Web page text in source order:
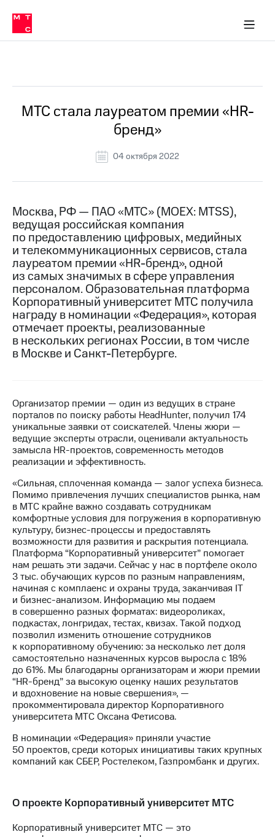
Медиа-центр
и акционерам
Устойчивое развитие
Комплаенс и деловая этика
компании
Карьера
История
Руководство
Контакты
Медиа-центр
Пресс-
релизы
МТС
о технологиях
Достижения
Интервью
Контакты
Новости
в
регионе
и акционерам
Корпоративное
управление
Корпоративный
секретарь
Раскрытие
информации
Информация
акционерам
Документы
ПАО
"МТС"
Собрания
акционеров
Личный
кабинет
акционера
Акционерный
капитал
Контроль
аудит
Рынок
акций
Программа
приобретения
Порядок
выкупа
в МТС
Пресс-
релизы
о технологиях
МТС стала лауреатом премии «HR-
бренд»
04 октября 2022
Москва, РФ — ПАО «МТС» (MOEX: MTSS),
ведущая российская компания
по предоставлению цифровых, медийных
и телекоммуникационных сервисов, стала
лауреатом премии «HR-бренд», одной
из самых значимых в сфере управления
персоналом. Образовательная платформа
Корпоративный университет МТС получила
награду в номинации «Федерация», которая
отмечает проекты, реализованные
в нескольких регионах России, в том числе
в Москве и Санкт-Петербурге.
Организатор премии — один из ведущих в стране
порталов по поиску работы HeadHunter, получил 174
уникальные заявки от соискателей. Члены жюри —
ведущие эксперты отрасли, оценивали актуальность
замысла HR-проектов, современность методов
реализации и эффективность.
«Сильная, сплоченная команда — залог успеха бизнеса.
Помимо привлечения лучших специалистов рынка, нам
в МТС крайне важно создавать сотрудникам
комфортные условия для погружения в корпоративную
культуру, бизнес-процессы и предоставлять
возможности для развития и раскрытия потенциала.
Платформа “Корпоративный университет” помогает
нам решать эти задачи. Сейчас у нас в портфеле около
3 тыс. обучающих курсов по разным направлениям,
начиная с комплаенс и охраны труда, заканчивая IT
и бизнес-анализом. Информацию мы подаем
в совершенно разных форматах: видеороликах,
подкастах, лонгридах, тестах, квизах. Такой подход
позволил изменить отношение сотрудников
к корпоративному обучению: за несколько лет доля
самостоятельно назначенных курсов выросла с 18%
до 61%. Мы благодарны организаторам и жюри премии
“HR-бренд” за высокую оценку наших результатов
и вдохновение на новые свершения», —
прокомментировала директор Корпоративного
университета МТС Оксана Фетисова.
В номинации «Федерация» приняли участие
50 проектов, среди которых инициативы таких крупных
компаний как СБЕР, Ростелеком, Газпромбанк и других.
О проекте Корпоративный университет МТС
Корпоративный университет МТС — это